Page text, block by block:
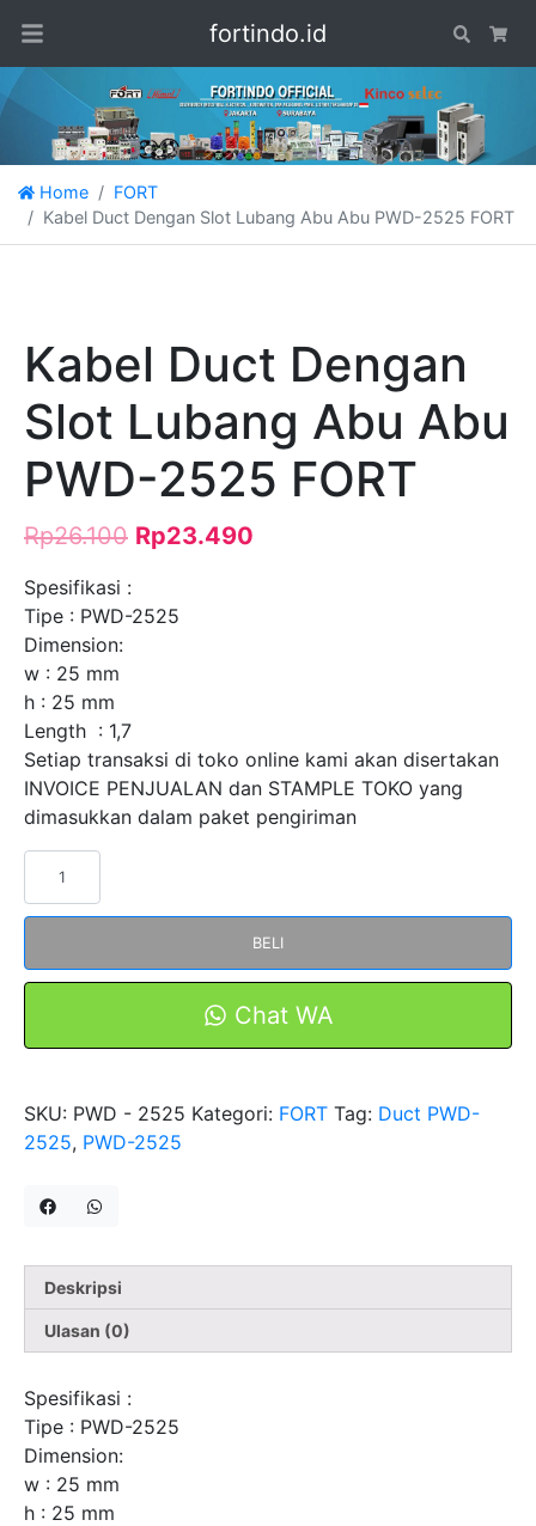
fortindo.id Search
Home
FORT
Kabel Duct Dengan Slot Lubang Abu Abu PWD-2525 FORT
Kabel Duct Dengan
Slot Lubang Abu Abu
PWD-2525 FORT
Rp26.100 Rp23.490
Spesifikasi :
Tipe : PWD-2525
Dimension:
w : 25 mm
h : 25 mm
Length : 1,7
Setiap transaksi di toko online kami akan disertakan
INVOICE PENJUALAN dan STAMPLE TOKO yang
dimasukkan dalam paket pengiriman
Duct
Slot
2525
FORT
BELI
Chat WA
SKU: PWD - 2525 Kategori: FORT Tag: Duct PWD-
2525, PWD-2525
Deskripsi
Ulasan (0)
Spesifikasi :
Tipe : PWD-2525
Dimension:
w : 25 mm
h : 25 mm